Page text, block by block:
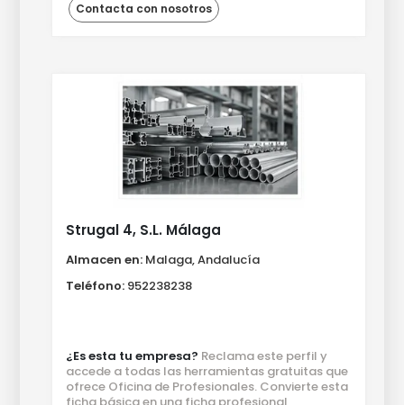
Contacta con nosotros
Strugal 4, S.L. Málaga
Almacen en: Malaga, Andalucía
Teléfono: 952238238
¿Es esta tu empresa? Reclama este perfil y
accede a todas las herramientas gratuitas que
ofrece Oficina de Profesionales. Convierte esta